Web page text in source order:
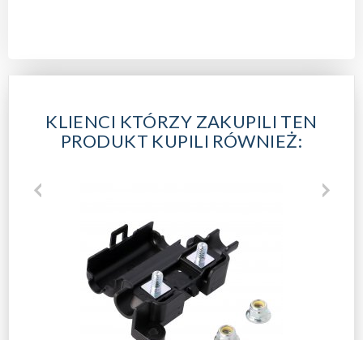
KLIENCI KTÓRZY ZAKUPILI TEN
PRODUKT KUPILI RÓWNIEŻ: